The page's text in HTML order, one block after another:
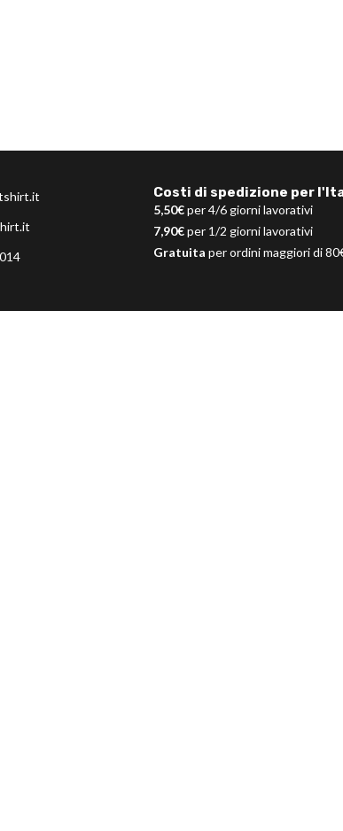
Costi di spedizione per
5,50€per 4/6 giorni lavorativi
7,90€per 1/2 giorni lavorativi
Gratuita per ordini maggiori di